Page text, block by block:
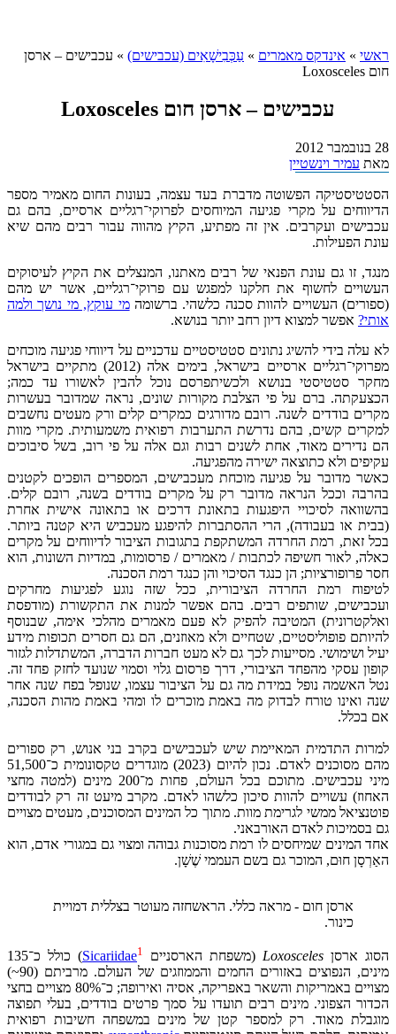
ראשי » אינדקס מאמרים » עַכְּבִישָׁאִים (עכבישים) » עכבישים – ארסן
חום Loxosceles
עכבישים – ארסן חום Loxosceles
28 בנובמבר 2012
מאת עמיר וינשטיין
הסטטיסטיקה הפשוטה מדברת בעד עצמה, בעונות החום מאמיר מספר
הדיווחים על מקרי פגיעה המיוחסים לפרוקי־רגליים ארסיים, בהם גם
עכבישים ועקרבים. אין זה מפתיע, הקיץ מהווה עבור רבים מהם שיא
עונת הפעילות.
מנגד, זו גם עונת הפנאי של רבים מאתנו, המנצלים את הקיץ לעיסוקים
העשויים לחשוף את חלקנו למפגש עם פרוקי־רגליים, אשר יש מהם
(ספורים) העשויים להוות סכנה כלשהי. ברשומהמי עוקץ, מי נושך ולמה
אותי? אפשר למצוא דיון רחב יותר בנושא.
לא עלה בידי להשיג נתונים סטטיסטיים עדכניים על דיווחי פגיעה מוכחים
מפרוקי־רגליים ארסיים בישראל, בימים אלה (2012) מתקיים בישראל
מחקר סטטיסטי בנושא ולכשיתפרסם נוכל להבין לאשורו עד כמה;
הכצעקתה. ברם על פי הצלבת מקורות שונים, נראה שמדובר בעשרות
מקרים בודדים לשנה. רובם מדורגים כמקרים קלים ורק מעטים נחשבים
למקרים קשים, בהם נדרשת התערבות רפואית משמעותית. מקרי מוות
הם נדירים מאוד, אחת לשנים רבות וגם אלה על פי רוב, בשל סיבוכים
עקיפים ולא כתוצאה ישירה מהפגיעה.
כאשר מדובר על פגיעה מוכחת מעכבישים, המספרים הופכים לקטנים
בהרבה וככל הנראה מדובר רק על מקרים בודדים בשנה, רובם קלים.
בהשוואה לסיכויי היפגעות בתאונת דרכים או בתאונה אישית אחרת
(בבית או בעבודה), הרי ההסתברות להיפגע מעכביש היא קטנה ביותר.
בכל זאת, רמת החרדה המשתקפת בתגובות הציבור לדיווחים על מקרים
כאלה, לאור חשיפה לכתבות / מאמרים / פרסומות, במדיות השונות, הוא
חסר פרופורציות; הן כנגד הסיכוי והן כנגד רמת הסכנה.
לטיפוח רמת החרדה הציבורית, ככל שזה נוגע לפגיעות מחרקים
ועכבישים, שותפים רבים. בהם אפשר למנות את התקשורת (מודפסת
ואלקטרונית) המטיבה להפיק לא פעם מאמרים מהלכי אימה, שבנוסף
להיותם פופוליסטיים, שטחיים ולא מאוזנים, הם גם חסרים תכופות מידע
יעיל ושימושי. מסייעות לכך גם לא מעט חברות הדברה, המשתדלות לגזור
קופון עסקי מהפחד הציבורי, דרך פרסום גלוי וסמוי שנועד לחזק פחד זה.
נטל האשמה נופל במידת מה גם על הציבור עצמו, שנופל בפח שנה אחר
שנה ואינו טורח לבדוק מה באמת מוכרים לו ומהי באמת מהות הסכנה,
אם בכלל.
למרות התדמית המאיימת שיש לעכבישים בקרב בני אנוש, רק ספורים
מהם מסוכנים לאדם. נכון להיום (2023) מוגדרים טקסונומית כ־51,500
מיני עכבישים. מתוכם בכל העולם, פחות מ־200 מינים (למטה מחצי
האחוז) עשויים להוות סיכון כלשהו לאדם. מקרב מיעט זה רק לבודדים
פוטנציאל ממשי לגרימת מוות. מתוך כל המינים המסוכנים, מעטים מצויים
גם בסמיכות לאדם האורבאני.
אחד המינים שמיחסים לו רמת מסוכנות גבוהה ומצוי גם במגורי אדם, הוא
האַרְסָן חוּם, המוכר גם בשם העממי שֶׁשָׁן.
ארסן חום - מראה כללי. הראשחזה מעוטר בצללית דמויית
כינור.
הסוג ארסן Loxosceles (משפחת הארסניים Sicariidae1
) כולל כ־135
מינים, הנפוצים באזורים החמים והממוזגים של העולם. מרביתם (90~)
מצויים באמריקות והשאר באפריקה, אסיה ואירופה; כ־80% מצויים בחצי
הכדור הצפוני. מינים רבים תועדו על סמך פרטים בודדים, בעלי תפוצה
מוגבלת מאוד. רק למספר קטן של מינים במשפחה חשיבות רפואית